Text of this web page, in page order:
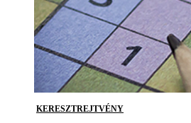
KERESZTREJTVÉNY